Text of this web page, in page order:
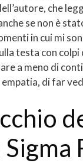
che
se non è
in cui mi
testa con
a meno di
di far